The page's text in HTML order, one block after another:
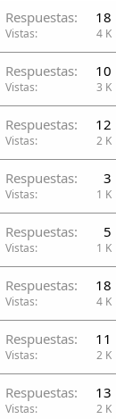
Respuestas 18
Vistas 4 K
Respuestas 10
Vistas 3 K
Respuestas 12
Vistas 2 K
Respuestas 3
Vistas 1 K
Respuestas 5
Vistas 1 K
Respuestas 18
Vistas 4 K
Respuestas 11
Vistas 2 K
Respuestas 13
Vistas 2 K